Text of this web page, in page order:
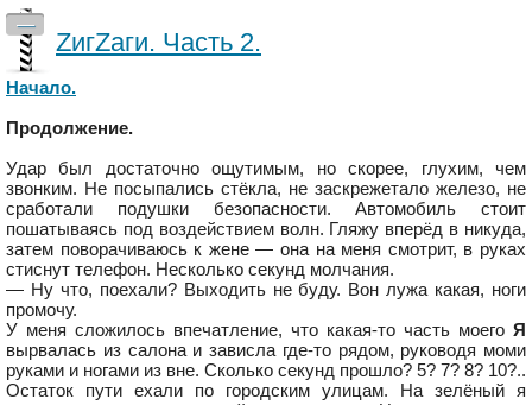
—
ZигZаги. Часть 2.
Начало.
Продолжение.
Удар был достаточно ощутимым, но скорее, глухим, чем
звонким. Не посыпались стёкла, не заскрежетало железо, не
сработали подушки безопасности. Автомобиль стоит
пошатываясь под воздействием волн. Гляжу вперёд в никуда,
затем поворачиваюсь к жене — она на меня смотрит, в руках
стиснут телефон. Несколько секунд молчания.
— Ну что, поехали? Выходить не буду. Вон лужа какая, ноги
промочу.
У меня сложилось впечатление, что какая-то часть моего Я
вырвалась из салона и зависла где-то рядом, руководя моми
руками и ногами из вне. Сколько секунд прошло? 5? 7? 8? 10?..
Остаток пути ехали по городским улицам. На зелёный я